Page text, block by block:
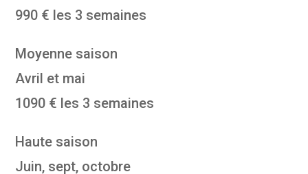
990 € les 3 semaines
Moyenne saison
Avril et mai
1090 € les 3 semaines
Haute saison
Juin, sept, octobre